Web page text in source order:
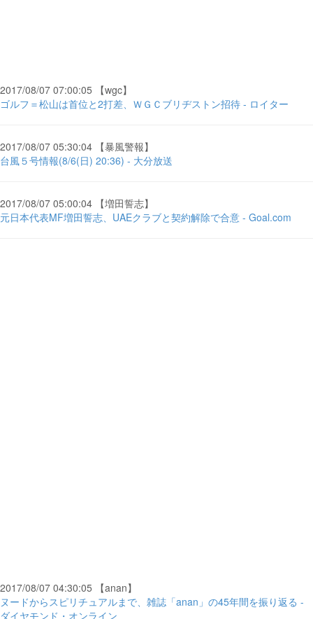
2017/08/07 07:00:05 【wgc】
ゴルフ＝松山は首位と2打差、ＷＧＣブリヂストン招待 - ロイター
2017/08/07 05:30:04 【暴風警報】
台風５号情報(8/6(日) 20:36) - 大分放送
2017/08/07 05:00:04 【増田誓志】
元日本代表MF増田誓志、UAEクラブと契約解除で合意 - Goal.com
2017/08/07 04:30:05 【anan】
ヌードからスピリチュアルまで、雑誌「anan」の45年間を振り返る -
ダイヤモンド・オンライン